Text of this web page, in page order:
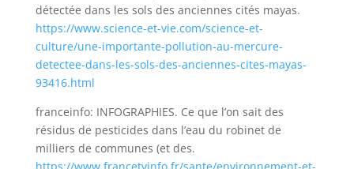
détectée dans les sols des anciennes cités mayas.
https://www.science-et-vie.com/science-et-
culture/une-importante-pollution-au-mercure-
detectee-dans-les-sols-des-anciennes-cites-mayas-
93416.html
franceinfo: INFOGRAPHIES. Ce que l’on sait des
résidus de pesticides dans l’eau du robinet de
milliers de communes (et des.
https://www.francetvinfo.fr/sante/environnement-et-